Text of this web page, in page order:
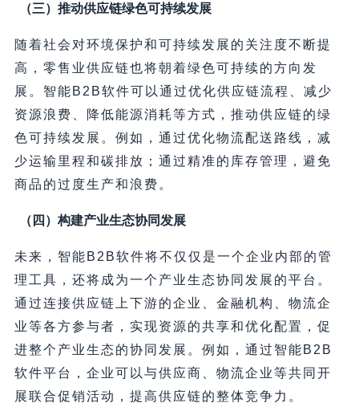
（三）推动供应链绿色可持续发展
随着社会对环境保护和可持续发展的关注度不断提
高，零售业供应链也将朝着绿色可持续的方向发
展。智能B2B软件可以通过优化供应链流程、减少
资源浪费、降低能源消耗等方式，推动供应链的绿
色可持续发展。例如，通过优化物流配送路线，减
少运输里程和碳排放；通过精准的库存管理，避免
商品的过度生产和浪费。
（四）构建产业生态协同发展
未来，智能B2B软件将不仅仅是一个企业内部的管
理工具，还将成为一个产业生态协同发展的平台。
通过连接供应链上下游的企业、金融机构、物流企
业等各方参与者，实现资源的共享和优化配置，促
进整个产业生态的协同发展。例如，通过智能B2B
软件平台，企业可以与供应商、物流企业等共同开
展联合促销活动，提高供应链的整体竞争力。